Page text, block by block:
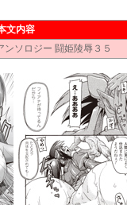
文内容
ンソロジー 闘姫陵辱３５